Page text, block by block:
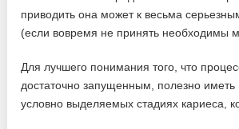
приводить она может к весьма
(если вовремя не принять необходимы
Для лучшего понимания того, что
достаточно запущенным, полезно иметь
условно выделяемых стадиях кариеса,